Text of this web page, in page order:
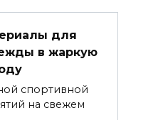
для
в жаркую
спортивной
на свежем